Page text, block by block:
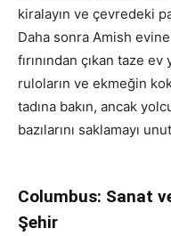
kiralayın ve çevredeki
Daha sonra Amish
fırınından çıkan taze
ruloların ve ekmeğin
tadına bakın, ancak
bazılarını saklamayı
Columbus: Sanat
Şehir